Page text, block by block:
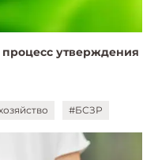
утверждения
#БСЗР